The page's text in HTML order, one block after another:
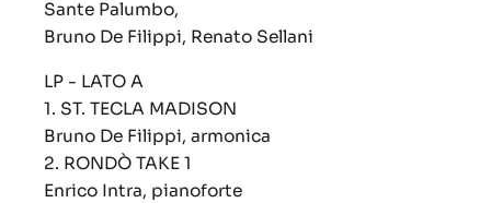
Sante Palumbo,
Bruno De Filippi, Renato Sellani
LP - LATO A
1. ST. TECLA MADISON
Bruno De Filippi, armonica
2. RONDÒ TAKE 1
Enrico Intra, pianoforte